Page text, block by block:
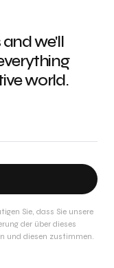
we'll
world.
Sie, dass Sie unsere
der über dieses
und diesen zustimmen.